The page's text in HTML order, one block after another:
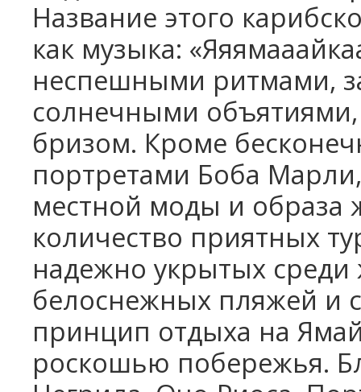
Название этого
как музыка:
неспешными ритмами,
солнечными
бризом. Кроме
портретами Боба
местной моды и образа
количество приятных
надежно укрытых
белоснежных пляжей и
принцип отдыха на
роскошью побережья.